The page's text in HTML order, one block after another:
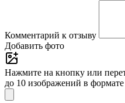
Комментарий к отзыву
Добавить фото
Нажмите на кнопку или
до 10 изображений в